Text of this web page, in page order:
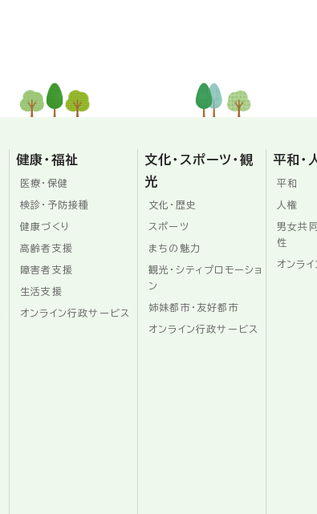
健康・福祉
医療・保健
検診・予防接種
健康づくり
高齢者支援
障害者支援
生活支援
オンライン行政サービス
文化・スポーツ・観
光
文化・歴史
スポーツ
まちの魅力
観光・シティプロモーショ
ン
姉妹都市・友好都市
オンライン行政サービス
平和・
平和
人権
男女共
性
オンラ